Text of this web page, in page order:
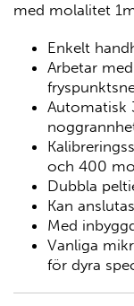
med molalitet
Enkelt
Arbetar
Automatisk
och 400
Dubbla
Kan
Med
Vanliga
för dyra